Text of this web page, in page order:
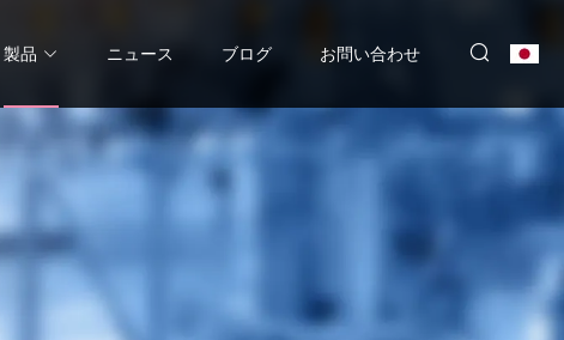
製品 ニュース ブログ お問い合わせ